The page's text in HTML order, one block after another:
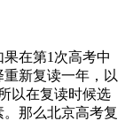
在第1次高考中
新复读一年，以
以在复读时候选
那么北京高考复